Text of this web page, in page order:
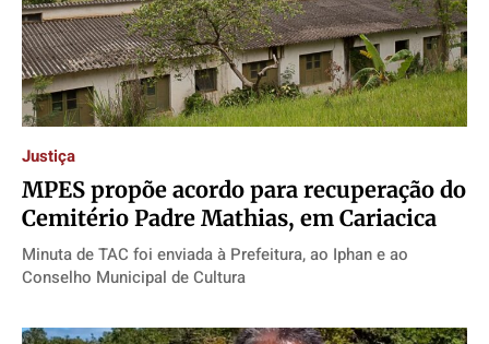
Justiça
MPES propõe acordo para recuperação do
Cemitério Padre Mathias, em Cariacica
Minuta de TAC foi enviada à Prefeitura, ao Iphan e ao
Conselho Municipal de Cultura